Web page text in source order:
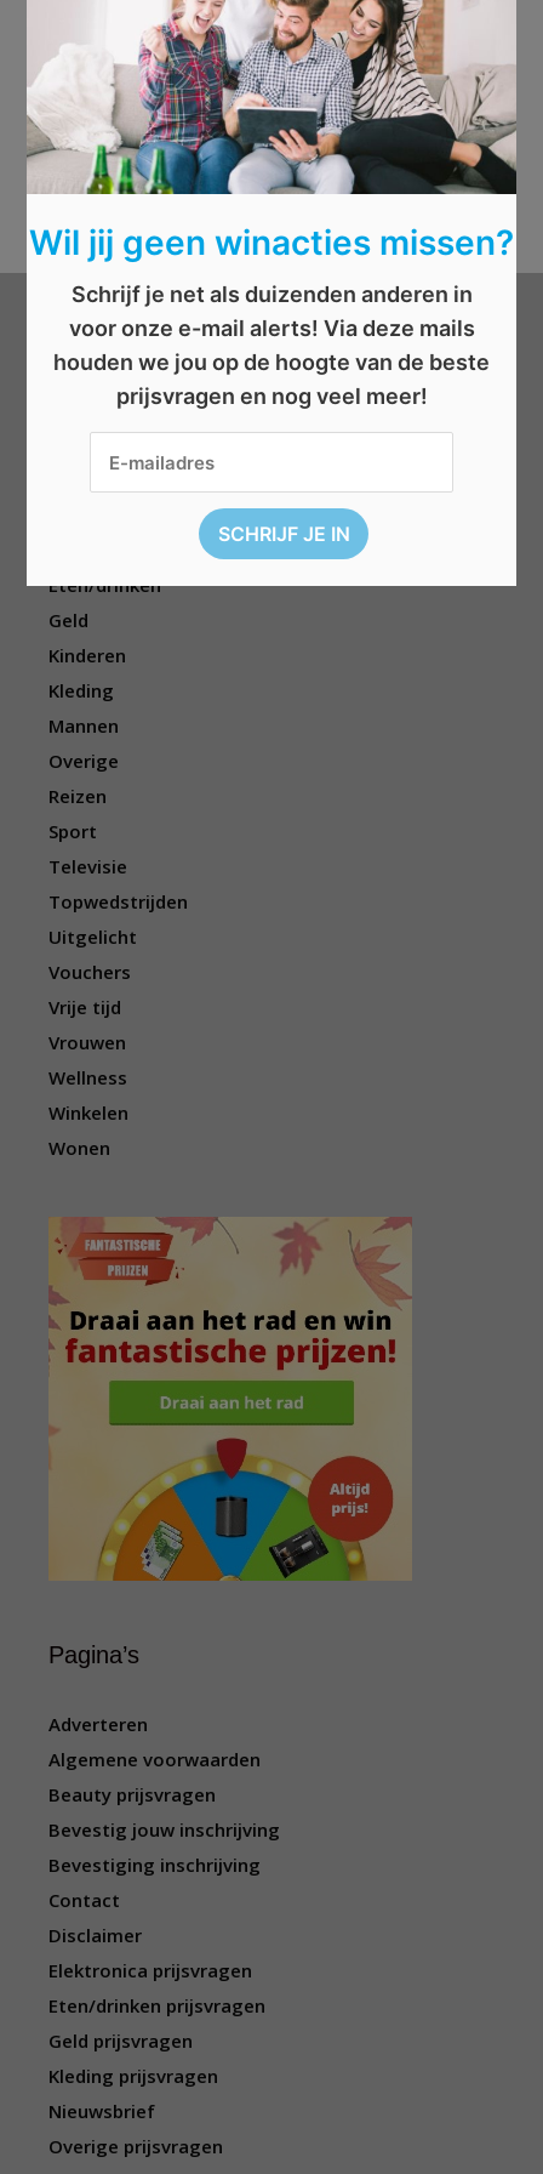
Categorieën
Eten/drinken
Geld
Kinderen
Kleding
Mannen
Overige
Reizen
Sport
Televisie
Topwedstrijden
Uitgelicht
Vouchers
Vrije tijd
Vrouwen
Wellness
Winkelen
Wonen
Pagina’s
Adverteren
Algemene voorwaarden
Beauty prijsvragen
Bevestig jouw inschrijving
Bevestiging inschrijving
Contact
Disclaimer
Elektronica prijsvragen
Eten/drinken prijsvragen
Geld prijsvragen
Kleding prijsvragen
Nieuwsbrief
Overige prijsvragen
Wil jij geen winacties missen?
Schrijf je net als duizenden anderen in
voor onze e-mail alerts! Via deze mails
houden we jou op de hoogte van de beste
prijsvragen en nog veel meer!